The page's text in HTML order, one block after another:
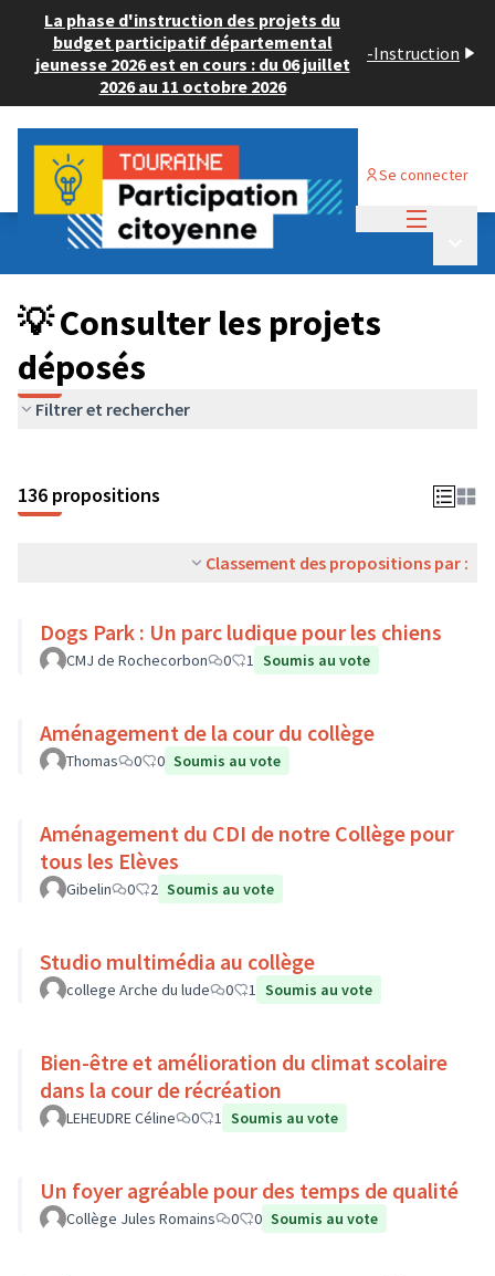
La phase d'instruction des projets du
budget participatif départemental
jeunesse 2026 est en cours : du 06 juillet
2026 au 11 octobre 2026
-Instruction
Se connecter
Budget Participatif JEUNESSE 2024
💡 Consulter les projets déposés
💡 Consulter les projets
déposés
Filtrer et rechercher
136 propositions
Classement des propositions par :
Dogs Park : Un parc ludique pour les chiens
CMJ de Rochecorbon 0 1 Soumis au vote
Aménagement de la cour du collège
Thomas 0 0 Soumis au vote
Aménagement du CDI de notre Collège pour
tous les Elèves
Gibelin 0 2 Soumis au vote
Studio multimédia au collège
college Arche du lude 0 1 Soumis au vote
Bien-être et amélioration du climat scolaire
dans la cour de récréation
LEHEUDRE Céline 0 1 Soumis au vote
Un foyer agréable pour des temps de qualité
Collège Jules Romains 0 0 Soumis au vote